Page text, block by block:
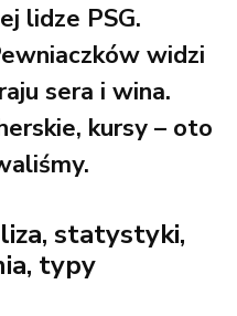
lidze PSG.
widzi
sera i wina.
kursy – oto
statystyki,
typy